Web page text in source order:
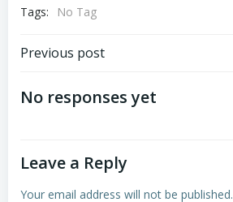
Tags:
No Tag
Post
navigation
Previous post
No responses yet
Leave a Reply
Your email address will not be published.